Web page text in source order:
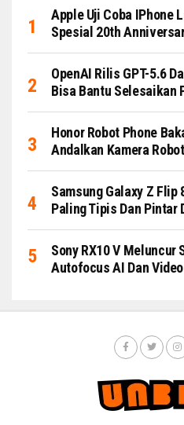
Apple Uji Coba IPhone
Spesial 20th
OpenAI Rilis GPT-5.6
Bisa Bantu Selesaikan
Honor Robot Phone
Andalkan Kamera
Samsung Galaxy Z Flip
Paling Tipis Dan Pintar
Sony RX10 V Meluncur
Autofocus AI Dan